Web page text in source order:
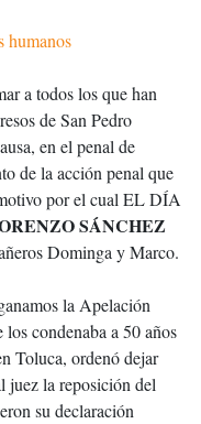
humanos
a todos los que han
de San Pedro
en el penal de
de la acción penal que
por el cual EL DÍA
SÁNCHEZ
Dominga y Marco.
la Apelación
condenaba a 50 años
Toluca, ordenó dejar
juez la reposición del
su declaración